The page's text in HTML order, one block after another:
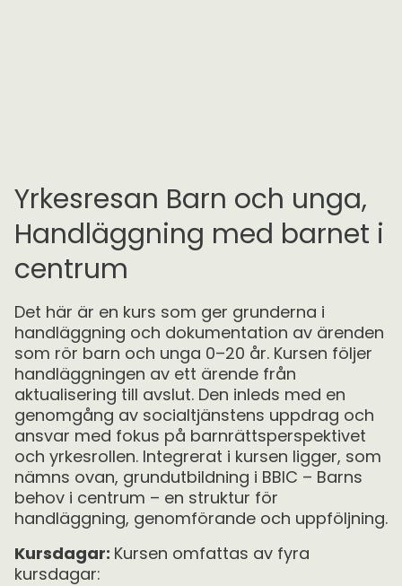
Yrkesresan Barn och unga,
Handläggning med barnet i
centrum
Det här är en kurs som ger grunderna i
handläggning och dokumentation av ärenden
som rör barn och unga 0–20 år. Kursen följer
handläggningen av ett ärende från
aktualisering till avslut. Den inleds med en
genomgång av socialtjänstens uppdrag och
ansvar med fokus på barnrättsperspektivet
och yrkesrollen. Integrerat i kursen ligger, som
nämns ovan, grundutbildning i BBIC – Barns
behov i centrum – en struktur för
handläggning, genomförande och uppföljning.
Kursdagar: Kursen omfattas av fyra
kursdagar: